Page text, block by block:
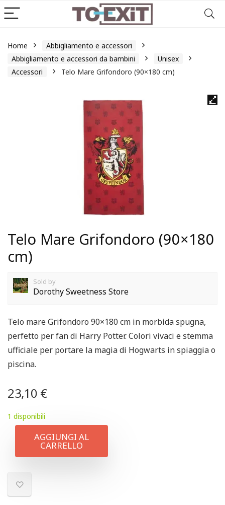
Home
Abbigliamento e accessori
Abbigliamento e accessori da bambini
Unisex
Accessori
Telo Mare Grifondoro (90×180 cm)
Telo Mare Grifondoro (90×180
cm)
Sold by
Dorothy Sweetness Store
Telo mare Grifondoro 90×180 cm in morbida spugna,
perfetto per fan di Harry Potter. Colori vivaci e stemma
ufficiale per portare la magia di Hogwarts in spiaggia o
piscina.
23,10 €
1 disponibili
AGGIUNGI AL
CARRELLO